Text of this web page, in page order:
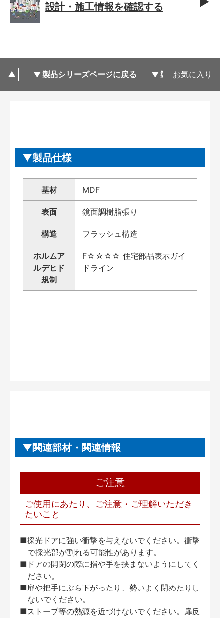
設計・施工情報を確認する
製品シリーズページに戻る 製品仕様
お気に入り
製品仕様
基材 MDF
表面 鏡面調樹脂張り
構造 フラッシュ構造
ホルムア
ルデヒド
規制
F☆☆☆☆ 住宅部品表示ガイ
ドライン
関連部材・関連情報
ご注意
ご使用にあたり、ご注意・ご理解いただき
たいこと
■採光ドアに強い衝撃を与えないでください。衝撃
で採光部が割れる可能性があります。
■ドアの開閉の際に指や手を挟まないようにしてく
ださい。
■扉や把手にぶら下がったり、勢いよく閉めたりし
ないでください。
■ストーブ等の熱源を近づけないでください。扉反